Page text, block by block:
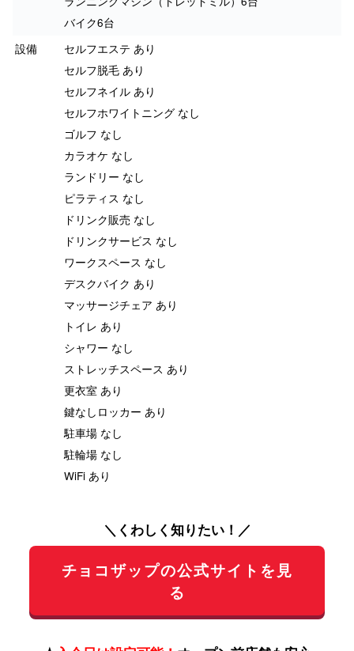
バイク6台
設備
セルフエステ あり
セルフ脱毛 あり
セルフネイル あり
セルフホワイトニング なし
ゴルフ なし
カラオケ なし
ランドリー なし
ピラティス なし
ドリンク販売 なし
ドリンクサービス なし
ワークスペース なし
デスクバイク あり
マッサージチェア あり
トイレ あり
シャワー なし
ストレッチスペース あり
更衣室 あり
鍵なしロッカー あり
駐車場 なし
駐輪場 なし
WiFi あり
＼くわしく知りたい！／
チョコザップの公式サイトを見
る